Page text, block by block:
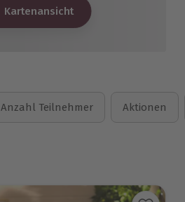
Kartenansicht
Anzahl Teilnehmer Aktionen